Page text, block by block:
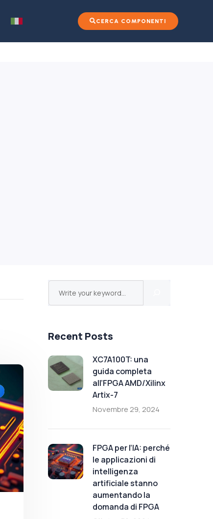
CERCA COMPONENTI
Recent Posts
XC7A100T: una
guida completa
all’FPGA AMD/Xilinx
Artix-7
Novembre 29, 2024
FPGA per l’IA: perché
le applicazioni di
intelligenza
artificiale stanno
aumentando la
domanda di FPGA